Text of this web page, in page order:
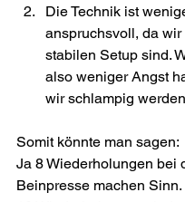
Die Technik ist
anspruchsvoll, da
stabilen Setup sind.
also weniger Angst
wir schlampig
Somit könnte man sagen:
Ja 8 Wiederholungen bei
Beinpresse machen Sinn.